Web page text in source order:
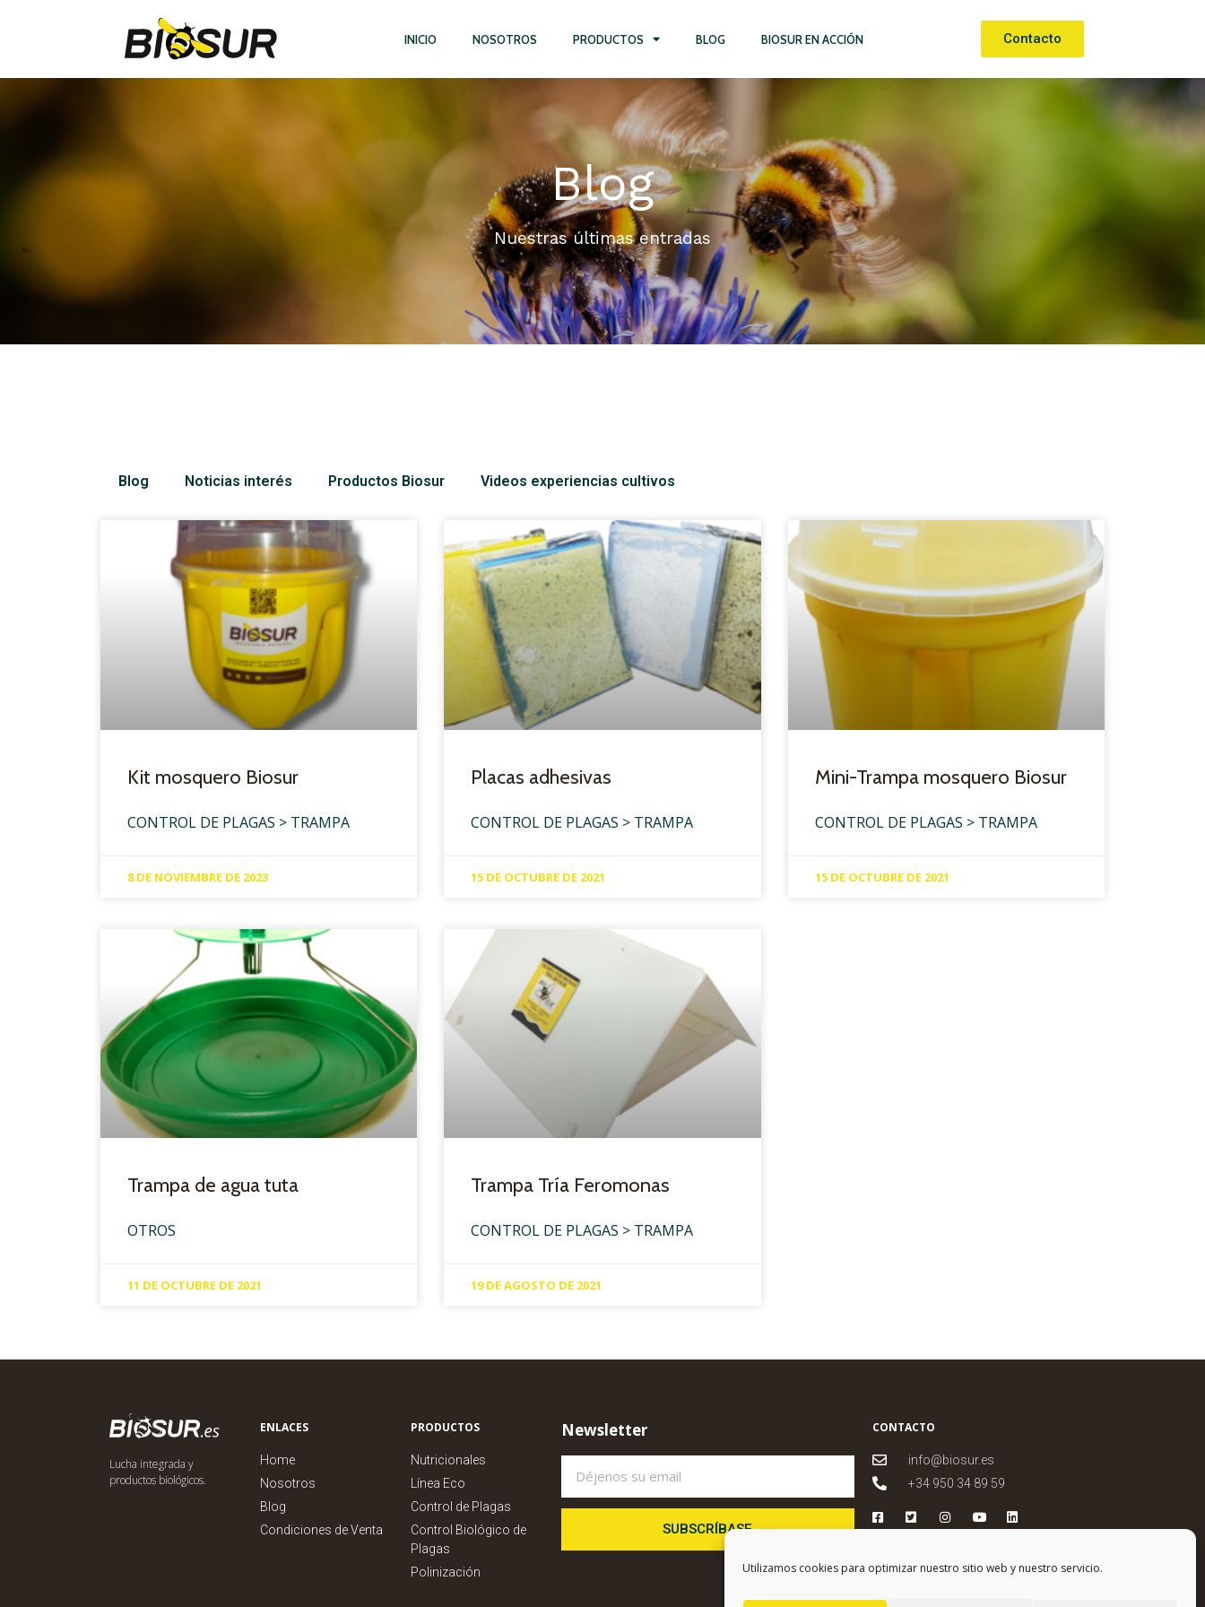
Utilizamos cookies para optimizar nuestro sitio web y nuestro servicio.
INICIO NOSOTROS PRODUCTOS BLOG BIOSUR EN ACCIÓN Contacto
Blog
Nuestras últimas entradas
Blog Noticias interés Productos Biosur Videos experiencias cultivos
Kit mosquero Biosur
CONTROL DE PLAGAS > TRAMPA
8 DE NOVIEMBRE DE 2023
Placas adhesivas
CONTROL DE PLAGAS > TRAMPA
15 DE OCTUBRE DE 2021
Mini-Trampa mosquero Biosur
CONTROL DE PLAGAS > TRAMPA
15 DE OCTUBRE DE 2021
Trampa de agua tuta
OTROS
11 DE OCTUBRE DE 2021
Trampa Tría Feromonas
CONTROL DE PLAGAS > TRAMPA
19 DE AGOSTO DE 2021
Lucha integrada y
productos biológicos.
ENLACES
Home
Nosotros
Blog
Condiciones de Venta
PRODUCTOS
Nutricionales
Línea Eco
Control de Plagas
Control Biológico de
Plagas
Polinización
Newsletter
SUBSCRÍBASE
CONTACTO
info@biosur.es
+34 950 34 89 59